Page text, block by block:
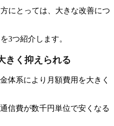
にとっては、大きな改善につ
3つ紹介します。
きく抑えられる
体系により月額費用を大きく
信費が数千円単位で安くなる